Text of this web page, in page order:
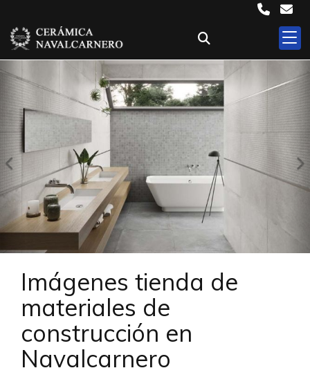
Imágenes tienda de
materiales de
construcción en
Navalcarnero